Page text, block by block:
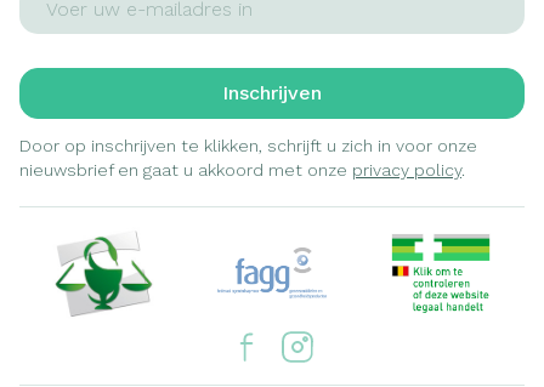
Inschrijven
Door op inschrijven te klikken, schrijft u zich in voor onze
nieuwsbrief en gaat u akkoord met onze privacy policy.